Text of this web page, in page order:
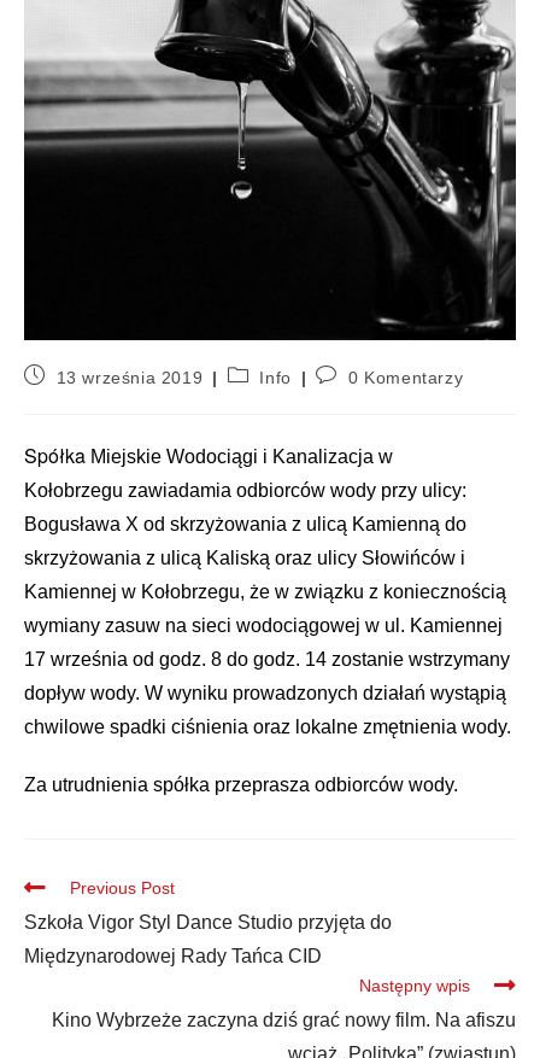
13 września 2019 Info 0 Komentarzy
Spółka Miejskie Wodociągi i Kanalizacja w
Kołobrzegu zawiadamia odbiorców wody przy ulicy:
Bogusława X od skrzyżowania z ulicą Kamienną do
skrzyżowania z ulicą Kaliską oraz ulicy Słowińców i
Kamiennej w Kołobrzegu, że w związku z koniecznością
wymiany zasuw na sieci wodociągowej w ul. Kamiennej
17 września od godz. 8 do godz. 14 zostanie wstrzymany
dopływ wody. W wyniku prowadzonych działań wystąpią
chwilowe spadki ciśnienia oraz lokalne zmętnienia wody.
Za utrudnienia spółka przeprasza odbiorców wody.
Previous Post
Szkoła Vigor Styl Dance Studio przyjęta do
Międzynarodowej Rady Tańca CID
Następny wpis
Kino Wybrzeże zaczyna dziś grać nowy film. Na afiszu